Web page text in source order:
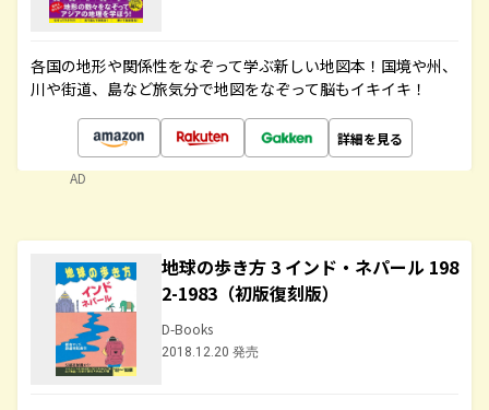
各国の地形や関係性をなぞって学ぶ新しい地図本！国境や州、
川や街道、島など旅気分で地図をなぞって脳もイキイキ！
詳細を見る
AD
地球の歩き方 3 インド・ネパール 198
2-1983（初版復刻版）
D-Books
2018.12.20 発売